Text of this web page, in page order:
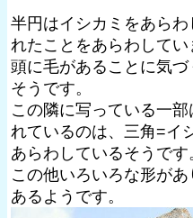
半円はイシカミをあら
れたことをあらわしてい
頭に毛があることに気
そうです。
この隣に写っている一
れているのは、三角=イ
あらわしているそうです
この他いろいろな形が
あるようです。